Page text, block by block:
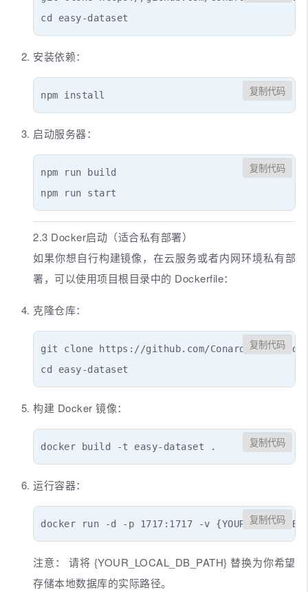
cd easy-dataset
安装依赖：
npm install 复制代码
启动服务器：
npm run build
npm run start
复制代码
2.3 Docker启动（适合私有部署）
如果你想自行构建镜像，在云服务或者内网环境私有部
署，可以使用项目根目录中的 Dockerfile：
克隆仓库：
git clone https://github.com/ConardLi/easy-
cd easy-dataset
复制代码
构建 Docker 镜像：
docker build -t easy-dataset . 复制代码
运行容器：
docker run -d -p 1717:1717 -v 复制代码
注意： 请将 {YOUR_LOCAL_DB_PATH} 替换为你希望
存储本地数据库的实际路径。